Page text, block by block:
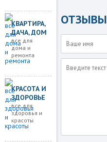
КВАРТИРА,
ДАЧА, ДОМ
все для
дома и
ремонта
КРАСОТА И
ЗДОРОВЬЕ
все для
здоровья и
красоты
ОТЗЫВЫ